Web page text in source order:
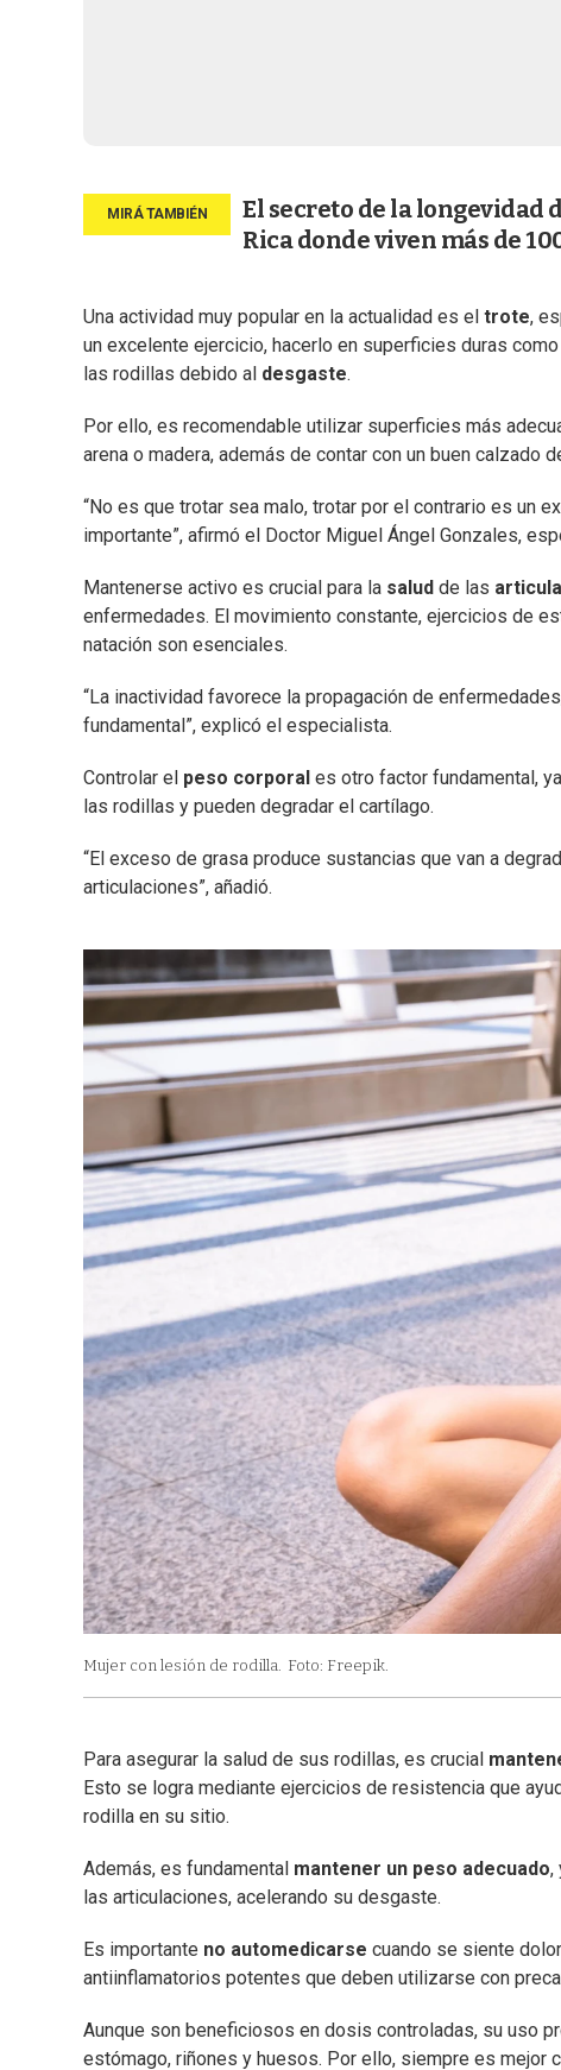
El secreto de la longevidad
Rica donde viven más de
Una actividad muy popular en la actualidad es el trote,
un excelente ejercicio, hacerlo en superficies duras
las rodillas debido al desgaste.
Por ello, es recomendable utilizar superficies más
arena o madera, además de contar con un buen calzado
“No es que trotar sea malo, trotar por el contrario es un
importante”, afirmó el Doctor Miguel Ángel Gonzales,
Mantenerse activo es crucial para la salud de las
enfermedades. El movimiento constante, ejercicios de
natación son esenciales.
“La inactividad favorece la propagación de
fundamental”, explicó el especialista.
Controlar el peso corporal es otro factor fundamental,
las rodillas y pueden degradar el cartílago.
“El exceso de grasa produce sustancias que van a
articulaciones”, añadió.
Mujer con lesión de rodilla. Foto: Freepik.
Para asegurar la salud de sus rodillas, es crucial
Esto se logra mediante ejercicios de resistencia que
rodilla en su sitio.
Además, es fundamental mantener un peso adecuado,
las articulaciones, acelerando su desgaste.
Es importante no automedicarse cuando se siente
antiinflamatorios potentes que deben utilizarse con
Aunque son beneficiosos en dosis controladas, su uso
estómago, riñones y huesos. Por ello, siempre es mejor